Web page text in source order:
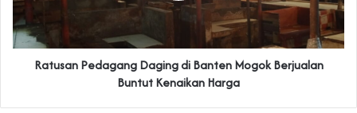
Ratusan Pedagang Daging di Banten Mogok Berjualan
Buntut Kenaikan Harga